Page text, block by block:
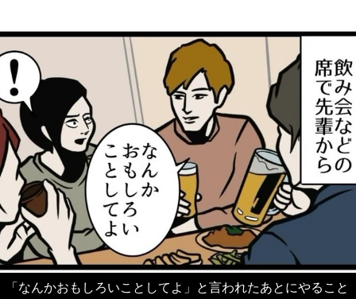
「なんかおもしろいことしてよ」と言われたあとにやること